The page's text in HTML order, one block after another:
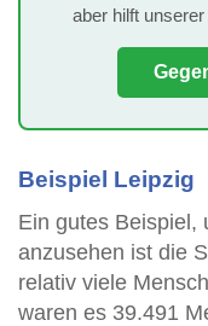
aber hilft
Beispiel Leipzig
Ein gutes Beispiel,
anzusehen ist die
relativ viele
waren es 39.491